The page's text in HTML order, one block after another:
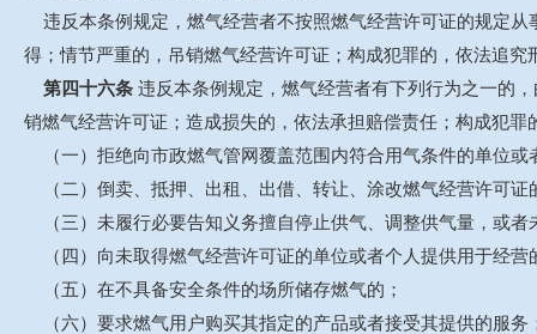
违反本条例规定，燃气经营者不按照燃气经营许可证的规定
得；情节严重的，吊销燃气经营许可证；构成犯罪的，依法追究
第四十六条 违反本条例规定，燃气经营者有下列行为之一的
销燃气经营许可证；造成损失的，依法承担赔偿责任；构成犯罪
（一）拒绝向市政燃气管网覆盖范围内符合用气条件的单位或
（二）倒卖、抵押、出租、出借、转让、涂改燃气经营许可证
（三）未履行必要告知义务擅自停止供气、调整供气量，或者
（四）向未取得燃气经营许可证的单位或者个人提供用于经营
（五）在不具备安全条件的场所储存燃气的；
（六）要求燃气用户购买其指定的产品或者接受其提供的服务